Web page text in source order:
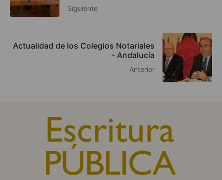
Siguiente
Actualidad de los Colegios Notariales
- Andalucía
Anterior